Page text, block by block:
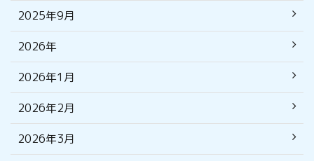
2025年9月
2026年
2026年1月
2026年2月
2026年3月